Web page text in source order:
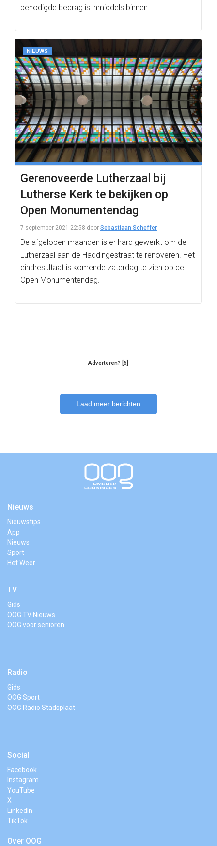
benodigde bedrag is inmiddels binnen.
NIEUWS
Gerenoveerde Lutherzaal bij
Lutherse Kerk te bekijken op
Open Monumentendag
7 september 2021 22:58 door Sebastiaan Scheffer
De afgelopen maanden is er hard gewerkt om de
Lutherzaal aan de Haddingestraat te renoveren. Het
eindresultaat is komende zaterdag te zien op de
Open Monumentendag.
Adverteren? [6]
Laad meer berichten
Nieuws
Nieuwstips
App
Nieuws
Sport
Het Weer
TV
Gids
OOG TV Nieuws
OOG voor senioren
Radio
Gids
OOG Sport
OOG Radio Stadsplaat
Social
Facebook
Instagram
YouTube
X
LinkedIn
TikTok
Over OOG